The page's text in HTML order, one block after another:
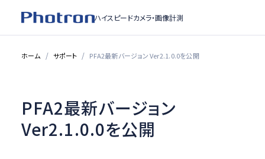
ハイスピードカメラ・画像計測
ホーム サポート PFA2最新バージョン Ver2.1.0.0を公開
PFA2最新バージョン
Ver2.1.0.0を公開